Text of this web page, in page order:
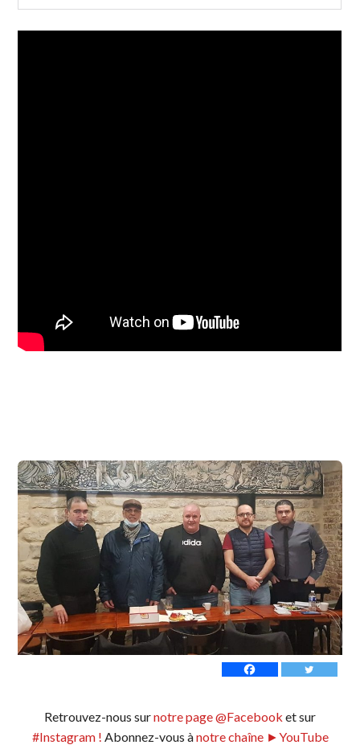
Retrouvez-nous surnotre page @Facebook et sur
#Instagram ! Abonnez-vous ànotre chaîne ►YouTube